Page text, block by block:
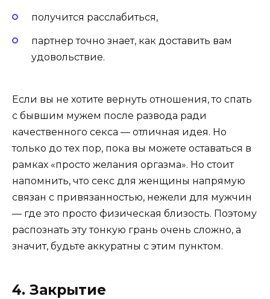
получится расслабиться,
партнер точно знает, как доставить вам
удовольствие.
Если вы не хотите вернуть отношения, то спать
с бывшим мужем после развода ради
качественного секса — отличная идея. Но
только до тех пор, пока вы можете оставаться в
рамках «просто желания оргазма». Но стоит
напомнить, что секс для женщины напрямую
связан с привязанностью, нежели для мужчин
— где это просто физическая близость. Поэтому
распознать эту тонкую грань очень сложно, а
значит, будьте аккуратны с этим пунктом.
4. Закрытие